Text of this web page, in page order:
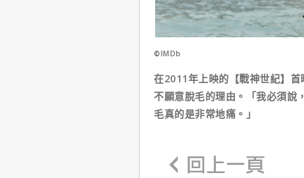
©IMDb
在2011年上映的【戰神世紀】
不願意脫毛的理由。「我必須說
毛真的是非常地痛。」